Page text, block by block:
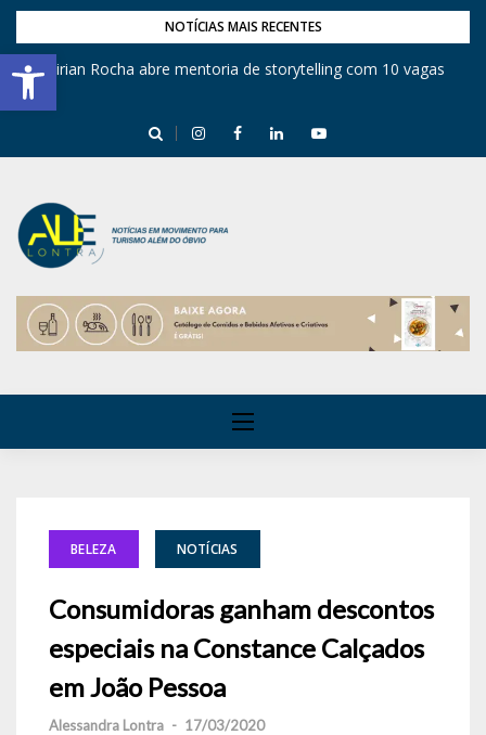
Barra de Ferramentas Aberta
NOTÍCIAS MAIS RECENTES
Mirian Rocha abre mentoria de storytelling com 10 vagas
BELEZA NOTÍCIAS
Consumidoras ganham descontos
especiais na Constance Calçados
em João Pessoa
Alessandra Lontra - 17/03/2020